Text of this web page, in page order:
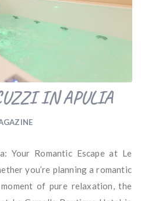
IN APULIA
Your Romantic Escape at Le
you’re planning a romantic
of pure relaxation, the